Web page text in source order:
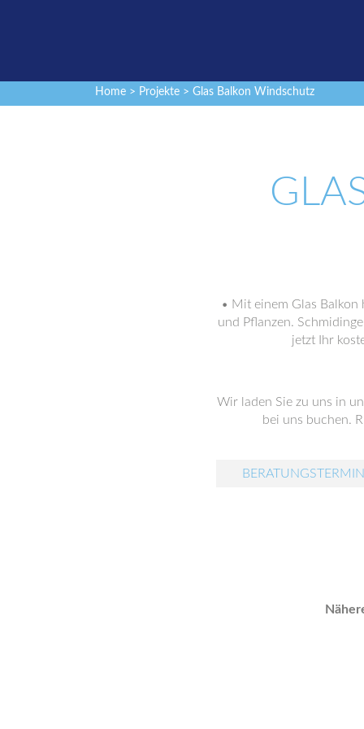
Home > Projekte > Glas Balkon Windschutz
• Mit einem Glas
und Pflanzen.
jetzt Ihr
Wir laden Sie zu uns in
bei uns buchen.